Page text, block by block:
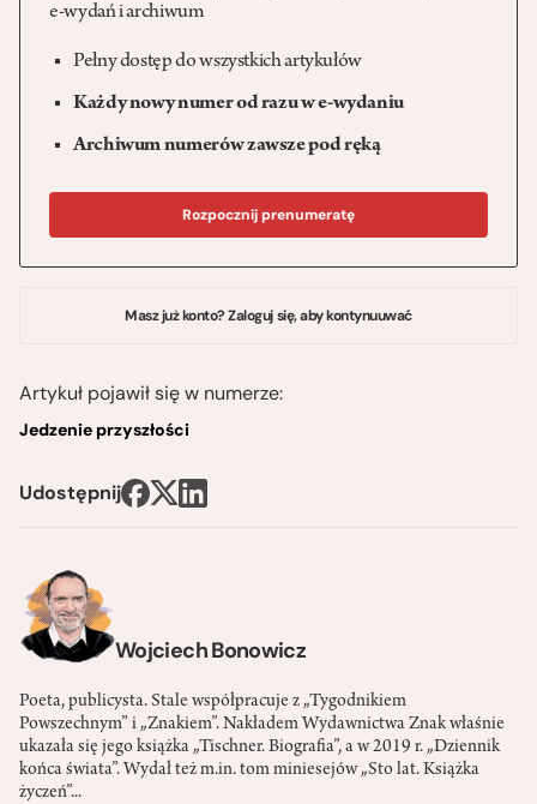
Wojciech Bonowicz
Poeta, publicysta. Stale współpracuje z „Tygodnikiem
Powszechnym” i „Znakiem”. Nakładem Wydawnictwa Znak właśnie
ukazała się jego książka „Tischner. Biografia”, a w 2019 r. „Dziennik
końca świata”. Wydał też m.in. tom miniesejów „Sto lat. Książka
życzeń”...
e-wydań i archiwum
Pełny dostęp do wszystkich artykułów
Każdy nowy numer od razu w e-wydaniu
Archiwum numerów zawsze pod ręką
Rozpocznij prenumeratę
Masz już konto? Zaloguj się, aby kontynuuwać
Artykuł pojawił się w numerze:
Jedzenie przyszłości
Udostępnij